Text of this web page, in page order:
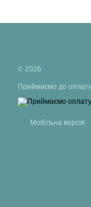
© 2026
Приймаємо до
Мобільна версія